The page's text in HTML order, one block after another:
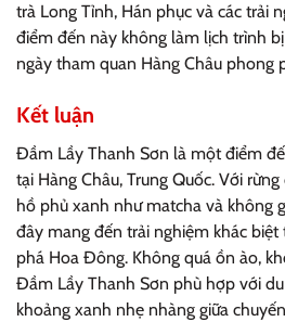
trà Long Tỉnh, Hán phục và các trải
điểm đến này không làm lịch trình
ngày tham quan Hàng Châu phong
Kết luận
Đầm Lầy Thanh Sơn là một điểm
tại Hàng Châu, Trung Quốc. Với
hồ phủ xanh như matcha và không
đây mang đến trải nghiệm khác
phá Hoa Đông. Không quá ồn ào,
Đầm Lầy Thanh Sơn phù hợp với
khoảng xanh nhẹ nhàng giữa